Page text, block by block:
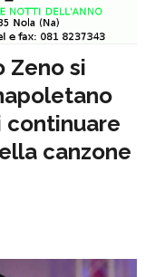
Zeno si
continuare
canzone